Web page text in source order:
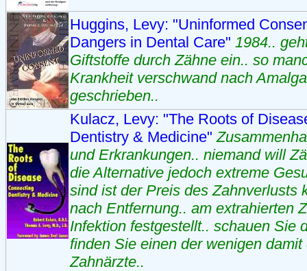
Huggins, Levy: "Uninformed
Dangers in Dental Care" 1984..
Giftstoffe durch Zähne ein.. so
Krankheit verschwand nach
geschrieben..
Kulacz, Levy: "The Roots of
Dentistry & Medicine"
und Erkrankungen.. niemand will
die Alternative jedoch extreme
sind ist der Preis des Zahnverlusts
nach Entfernung.. am extrahierten
Infektion festgestellt.. schauen Sie
finden Sie einen der wenigen damit
Zahnärzte..